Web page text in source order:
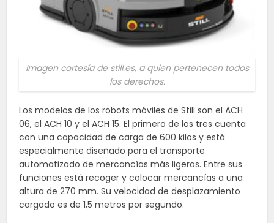
Imagen cortesía de still.es, a quien pertenecen todos
los derechos.
Los modelos de los robots móviles de Still son el ACH
06, el ACH 10 y el ACH 15. El primero de los tres cuenta
con una capacidad de carga de 600 kilos y está
especialmente diseñado para el transporte
automatizado de mercancías más ligeras. Entre sus
funciones está recoger y colocar mercancías a una
altura de 270 mm. Su velocidad de desplazamiento
cargado es de 1,5 metros por segundo.